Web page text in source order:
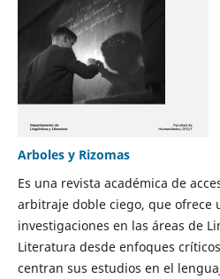
Arboles y Rizomas
Es una revista académica de
arbitraje doble ciego, que ofrece
investigaciones en las áreas de
Literatura desde enfoques
centran sus estudios en el